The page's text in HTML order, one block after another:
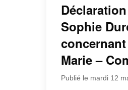
Sophie
Marie –
Publié le mardi 12